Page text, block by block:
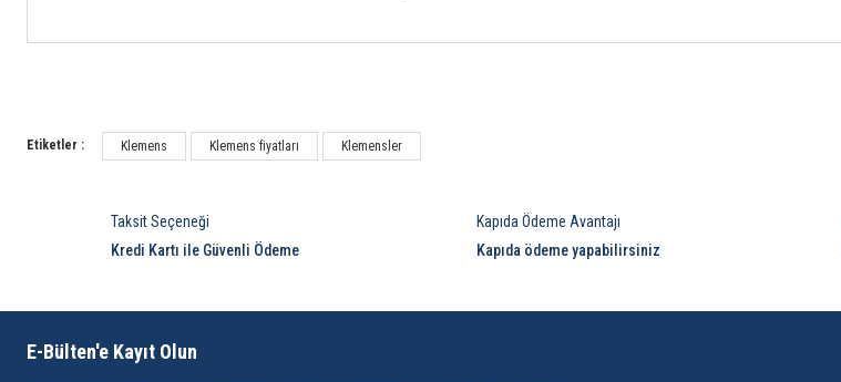
Etiketler : Klemens Klemens fiyatları Klemensler
Kapıda Ödeme Avantajı
Kapıda ödeme yapabilirsiniz
Taksit Seçeneği
Kredi Kartı ile Güvenli Ödeme
E-Bülten'e Kayıt Olun